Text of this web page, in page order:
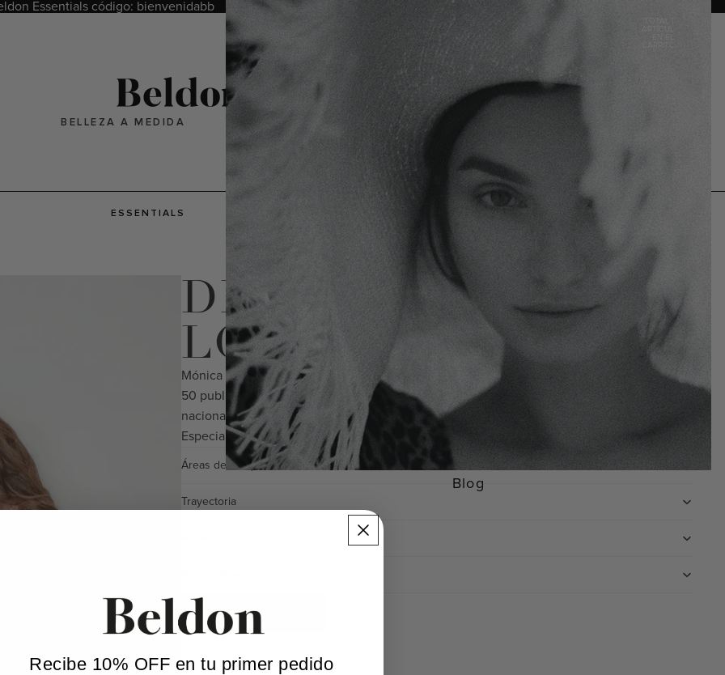
Essentials código: bienvenidabb
BELLEZA A MEDIDA
OTRAS OPCIONES DE INICIO DE SESIÓN
PEDIDOS
ARTÍCULOS
ESSENTIALS
Blog
DRA. MÓNICA
LÓPEZ
Mónica López está especializada en medicina interna. Cuenta con más de
50 publicaciones científicas y participa en numerosos congresos
nacionales e internacionales.
Especialidad: Medicina Interna
Áreas de competencia
Trayectoria
RESERVAR CITA
Recibe 10% OFF en tu primer pedido